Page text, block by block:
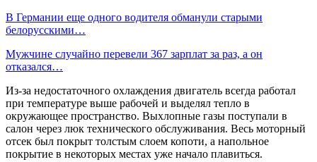
В Германии еще одного водителя обманули старыми
белорусскими…
Мужчине случайно перевели 367 зарплат за раз, а он
отказался…
Из-за недостаточного охлаждения двигатель всегда работал
при температуре выше рабочей и выделял тепло в
окружающее пространство. Выхлопные газы поступали в
салон через люк технического обслуживания. Весь моторный
отсек был покрыт толстым слоем копоти, а напольное
покрытие в некоторых местах уже начало плавиться.